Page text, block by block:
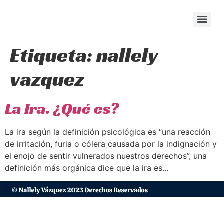
Etiqueta:nallely
vazquez
La Ira. ¿Qué es?
La ira según la definición psicológica es “una reacción
de irritación, furia o cólera causada por la indignación y
el enojo de sentir vulnerados nuestros derechos”, una
definición más orgánica dice que la ira es…